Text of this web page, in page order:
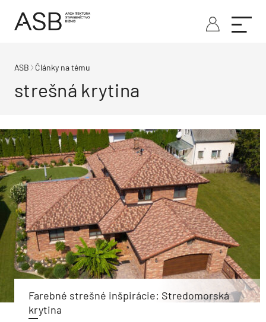
ASB Články na tému
strešná krytina
Farebné strešné inšpirácie: Stredomorská
krytina